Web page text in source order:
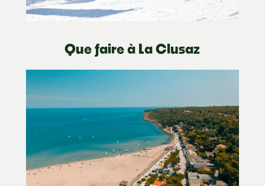
Que faire à La Clusaz